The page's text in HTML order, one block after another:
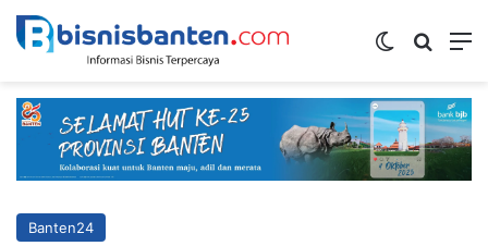
Switch skin
Banten24